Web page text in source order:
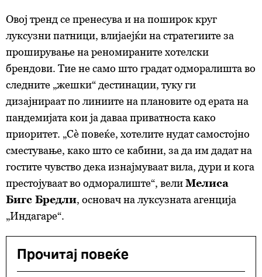
Овој тренд се пренесува и на поширок круг
луксузни патници, влијаејќи на стратегиите за
проширување на реномираните хотелски
брендови. Тие не само што градат одморалишта во
следните „жешки“ дестинации, туку ги
дизајнираат по линиите на плановите од ерата на
пандемијата кои ја даваа приватноста како
приоритет. „Сè повеќе, хотелите нудат самостојно
сместување, како што се кабини, за да им дадат на
гостите чувство дека изнајмуваат вила, дури и кога
престојуваат во одморалиште“, велиМелиса
Бигс Бредли, основач на луксузната агенција
„Индагаре“.
Прочитај повеќе